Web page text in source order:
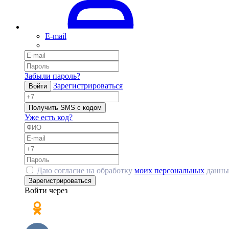
E-mail
Забыли пароль?
Войти Зарегистрироваться
Получить SMS с кодом
Уже есть код?
Даю согласие на обработку моих персональных
Зарегистрироваться
Войти через